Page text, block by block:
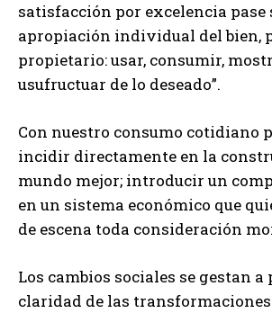
satisfacción por excelencia pase
apropiación individual del bien,
propietario: usar, consumir,
usufructuar de lo deseado”.
Con nuestro consumo cotidiano
incidir directamente en la
mundo mejor; introducir un
en un sistema económico que
de escena toda consideración
Los cambios sociales se gestan
claridad de las transformaciones